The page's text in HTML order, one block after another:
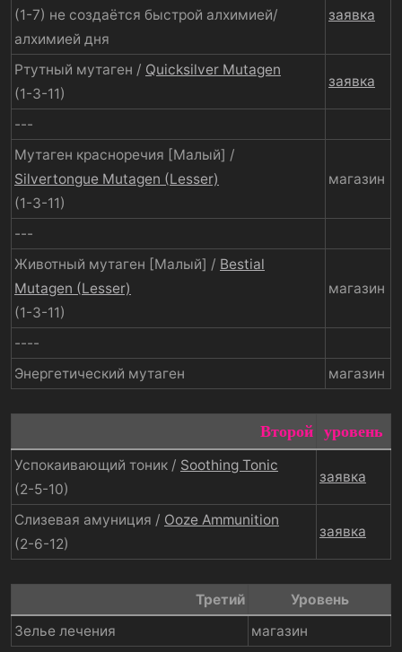
(1-7) не создаётся быстрой алхимией/
алхимией дня
заявка
Ртутный мутаген / Quicksilver Mutagen
(1-3-11)
заявка
---
Мутаген красноречия [Малый] /
Silvertongue Mutagen (Lesser)
(1-3-11)
магазин
---
Животный мутаген [Малый] / Bestial
Mutagen (Lesser)
(1-3-11)
магазин
----
Энергетический мутаген
магазин
Второй уровень
Успокаивающий тоник / Soothing Tonic
(2-5-10)
заявка
Слизевая амуниция / Ooze Ammunition
(2-6-12)
заявка
Третий​
Уровень
Зелье лечения
магазин